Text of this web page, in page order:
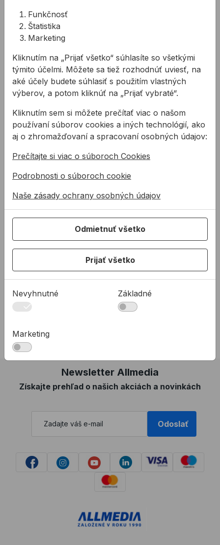
Služby
Na stiahnutie
Rady a tipy
KONTAKTY
Spoločnosť
Predajné miesta
Technická podpora
Zákaznícka podpora
Servis náradia
O NÁS
Kto sme
35 rokov ALLMEDIA
Referencie
Obchodné podmienky
Zásady ochrany osobných údajov
Vyhlásenie o prístupnosti
Newsletter Allmedia
Získajte prehľad o našich akciách a novinkách
Odoslať
Funkčnosť
Štatistika
Marketing
Kliknutím na „Prijať všetko“ súhlasíte so všetkými
týmito účelmi. Môžete sa tiež rozhodnúť uviesť, na
aké účely budete súhlasiť s použitím vlastných
výberov, a potom kliknúť na „Prijať vybraté“.
Kliknutím sem si môžete prečítať viac o našom
používaní súborov cookies a iných technológií, ako
aj o zhromažďovaní a spracovaní osobných údajov:
Prečítajte si viac o súboroch Cookies
Podrobnosti o súboroch cookie
Naše zásady ochrany osobných údajov
Odmietnuť všetko
Prijať všetko
Nevyhnutné Základné
Marketing